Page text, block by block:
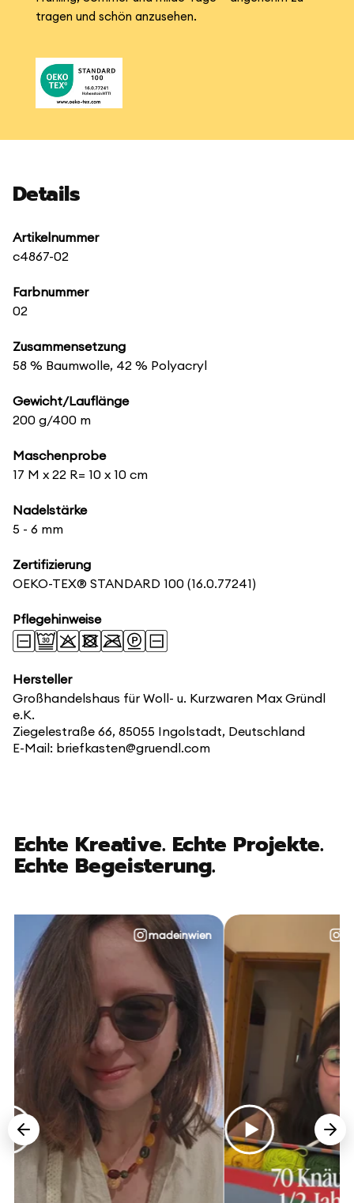
tragen und schön anzusehen.
Details
Artikelnummer
c4867-02
Farbnummer
02
Zusammensetzung
58 % Baumwolle, 42 % Polyacryl
Gewicht/Lauflänge
200 g/400 m
Maschenprobe
17 M x 22 R= 10 x 10 cm
Nadelstärke
5 - 6 mm
Zertifizierung
OEKO-TEX® STANDARD 100 (16.0.77241)
Pflegehinweise
Hersteller
Großhandelshaus für Woll- u. Kurzwaren Max Gründl
e.K.
Ziegelestraße 66, 85055 Ingolstadt, Deutschland
E-Mail: briefkasten@gruendl.com
Echte Kreative. Echte Projekte.
Echte Begeisterung.
madeinwien